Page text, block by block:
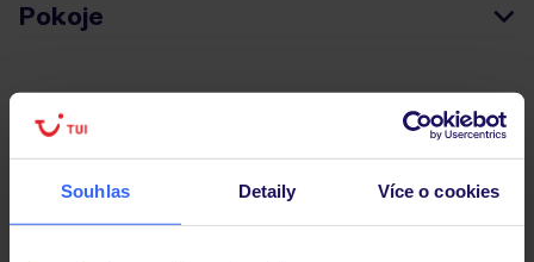
Souhlas Detaily Více o cookies
Pokoje
Důležité informace